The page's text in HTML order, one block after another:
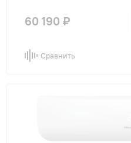
60 190 ₽
Сравнить